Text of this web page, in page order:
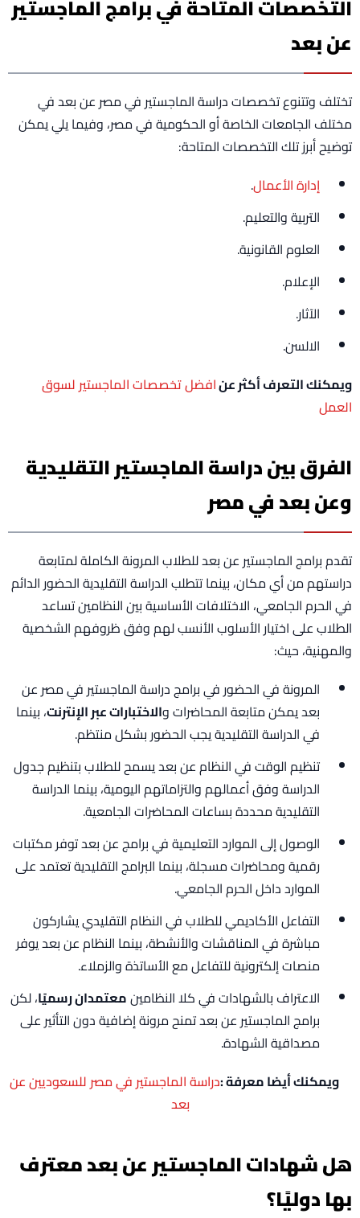
التخصصات المتاحة في برامج الماجستير
عن بعد
تختلف وتتنوع تخصصات دراسة الماجستير في مصر عن بعد في
مختلف الجامعات الخاصة أو الحكومية في مصر، وفيما يلي يمكن
توضيح أبرز تلك التخصصات المتاحة:
إدارة الأعمال.
التربية والتعليم.
العلوم القانونية.
الإعلام.
الآثار.
الالسن.
ويمكنك التعرف أكثر عنافضل تخصصات الماجستير لسوق
العمل
الفرق بين دراسة الماجستير التقليدية
وعن بعد في مصر
تقدم برامج الماجستير عن بعد للطلاب المرونة الكاملة لمتابعة
دراستهم من أي مكان، بينما تتطلب الدراسة التقليدية الحضور الدائم
في الحرم الجامعي، الاختلافات الأساسية بين النظامين تساعد
الطلاب على اختيار الأسلوب الأنسب لهم وفق ظروفهم الشخصية
والمهنية، حيث:
المرونة في الحضور في برامج دراسة الماجستير في مصر عن
بعد يمكن متابعة المحاضرات والاختبارات عبر الإنترنت، بينما
في الدراسة التقليدية يجب الحضور بشكل منتظم.
تنظيم الوقت في النظام عن بعد يسمح للطلاب بتنظيم جدول
الدراسة وفق أعمالهم والتزاماتهم اليومية، بينما الدراسة
التقليدية محددة بساعات المحاضرات الجامعية.
الوصول إلى الموارد التعليمية في برامج عن بعد توفر مكتبات
رقمية ومحاضرات مسجلة، بينما البرامج التقليدية تعتمد على
الموارد داخل الحرم الجامعي.
التفاعل الأكاديمي للطلاب في النظام التقليدي يشاركون
مباشرة في المناقشات والأنشطة، بينما النظام عن بعد يوفر
منصات إلكترونية للتفاعل مع الأساتذة والزملاء.
الاعتراف بالشهادات في كلا النظامينمعتمدان رسميًا، لكن
برامج الماجستير عن بعد تمنح مرونة إضافية دون التأثير على
مصداقية الشهادة.
ويمكنك أيضا معرفة :دراسة الماجستير في مصر للسعوديين عن
بعد
هل شهادات الماجستير عن بعد معترف
بها دوليًا؟